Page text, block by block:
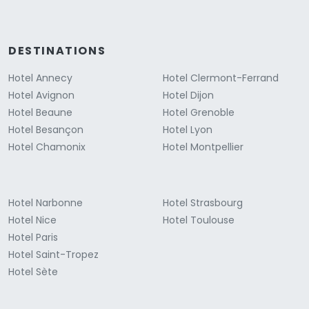
DESTINATIONS
Hotel Annecy
Hotel Avignon
Hotel Beaune
Hotel Besançon
Hotel Chamonix
Hotel Clermont-Ferrand
Hotel Dijon
Hotel Grenoble
Hotel Lyon
Hotel Montpellier
Hotel Narbonne
Hotel Nice
Hotel Paris
Hotel Saint-Tropez
Hotel Sète
Hotel Strasbourg
Hotel Toulouse